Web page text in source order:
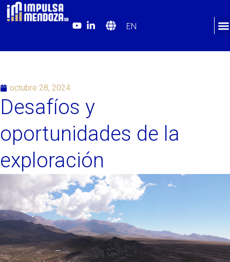
EN
octubre 28, 2024
Desafíos y
oportunidades de la
exploración